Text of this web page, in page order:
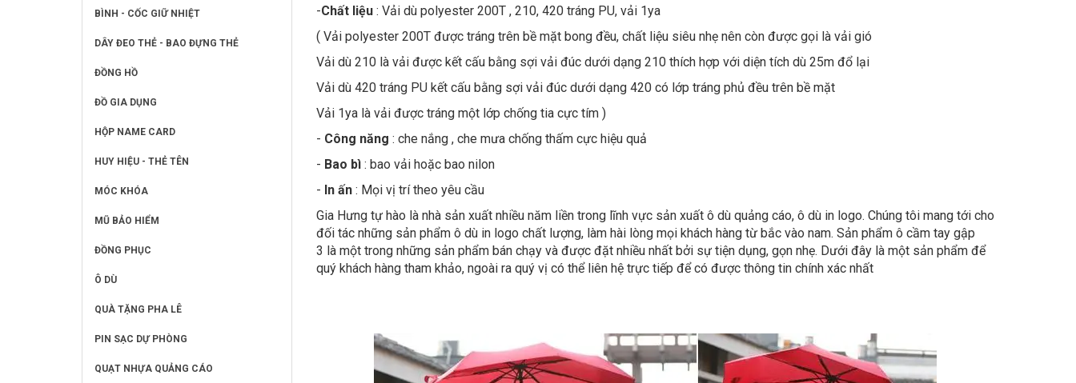
-Chất liệu: Vải dù polyester 200T , 210, 420 tráng PU, vải 1ya
( Vải polyester 200T được tráng trên bề mặt bong đều, chất liệu siêu nhẹ nên còn được gọi là vải gió
Vải dù 210 là vải được kết cấu bằng sợi vải đúc dưới dạng 210 thích hợp với diện tích dù 25m đổ lại
Vải dù 420 tráng PU kết cấu bằng sợi vải đúc dưới dạng 420 có lớp tráng phủ đều trên bề mặt
Vải 1ya là vải được tráng một lớp chống tia cực tím )
- Công năng : che nắng , che mưa chống thấm cực hiệu quả
- Bao bì : bao vải hoặc bao nilon
- In ấn: Mọi vị trí theo yêu cầu
Gia Hưng tự hào là nhà sản xuất nhiều năm liền trong lĩnh vực sản xuất ô dù quảng cáo, ô dù in logo. Chúng tôi mang tới cho
đối tác những sản phẩm ô dù in logo chất lượng, làm hài lòng mọi khách hàng từ bắc vào nam. Sản phẩm ô cầm tay gập
3 là một trong những sản phẩm bán chạy và được đặt nhiều nhất bởi sự tiện dụng, gọn nhẹ. Dưới đây là một sản phẩm để
quý khách hàng tham khảo, ngoài ra quý vị có thể liên hệ trực tiếp để có được thông tin chính xác nhất
BÌNH - CỐC GIỮ NHIỆT
DÂY ĐEO THẺ - BAO ĐỰNG THẺ
ĐỒNG HỒ
ĐỒ GIA DỤNG
HỘP NAME CARD
HUY HIỆU - THẺ TÊN
MÓC KHÓA
MŨ BẢO HIỂM
ĐỒNG PHỤC
Ô DÙ
QUÀ TẶNG PHA LÊ
PIN SẠC DỰ PHÒNG
QUẠT NHỰA QUẢNG CÁO